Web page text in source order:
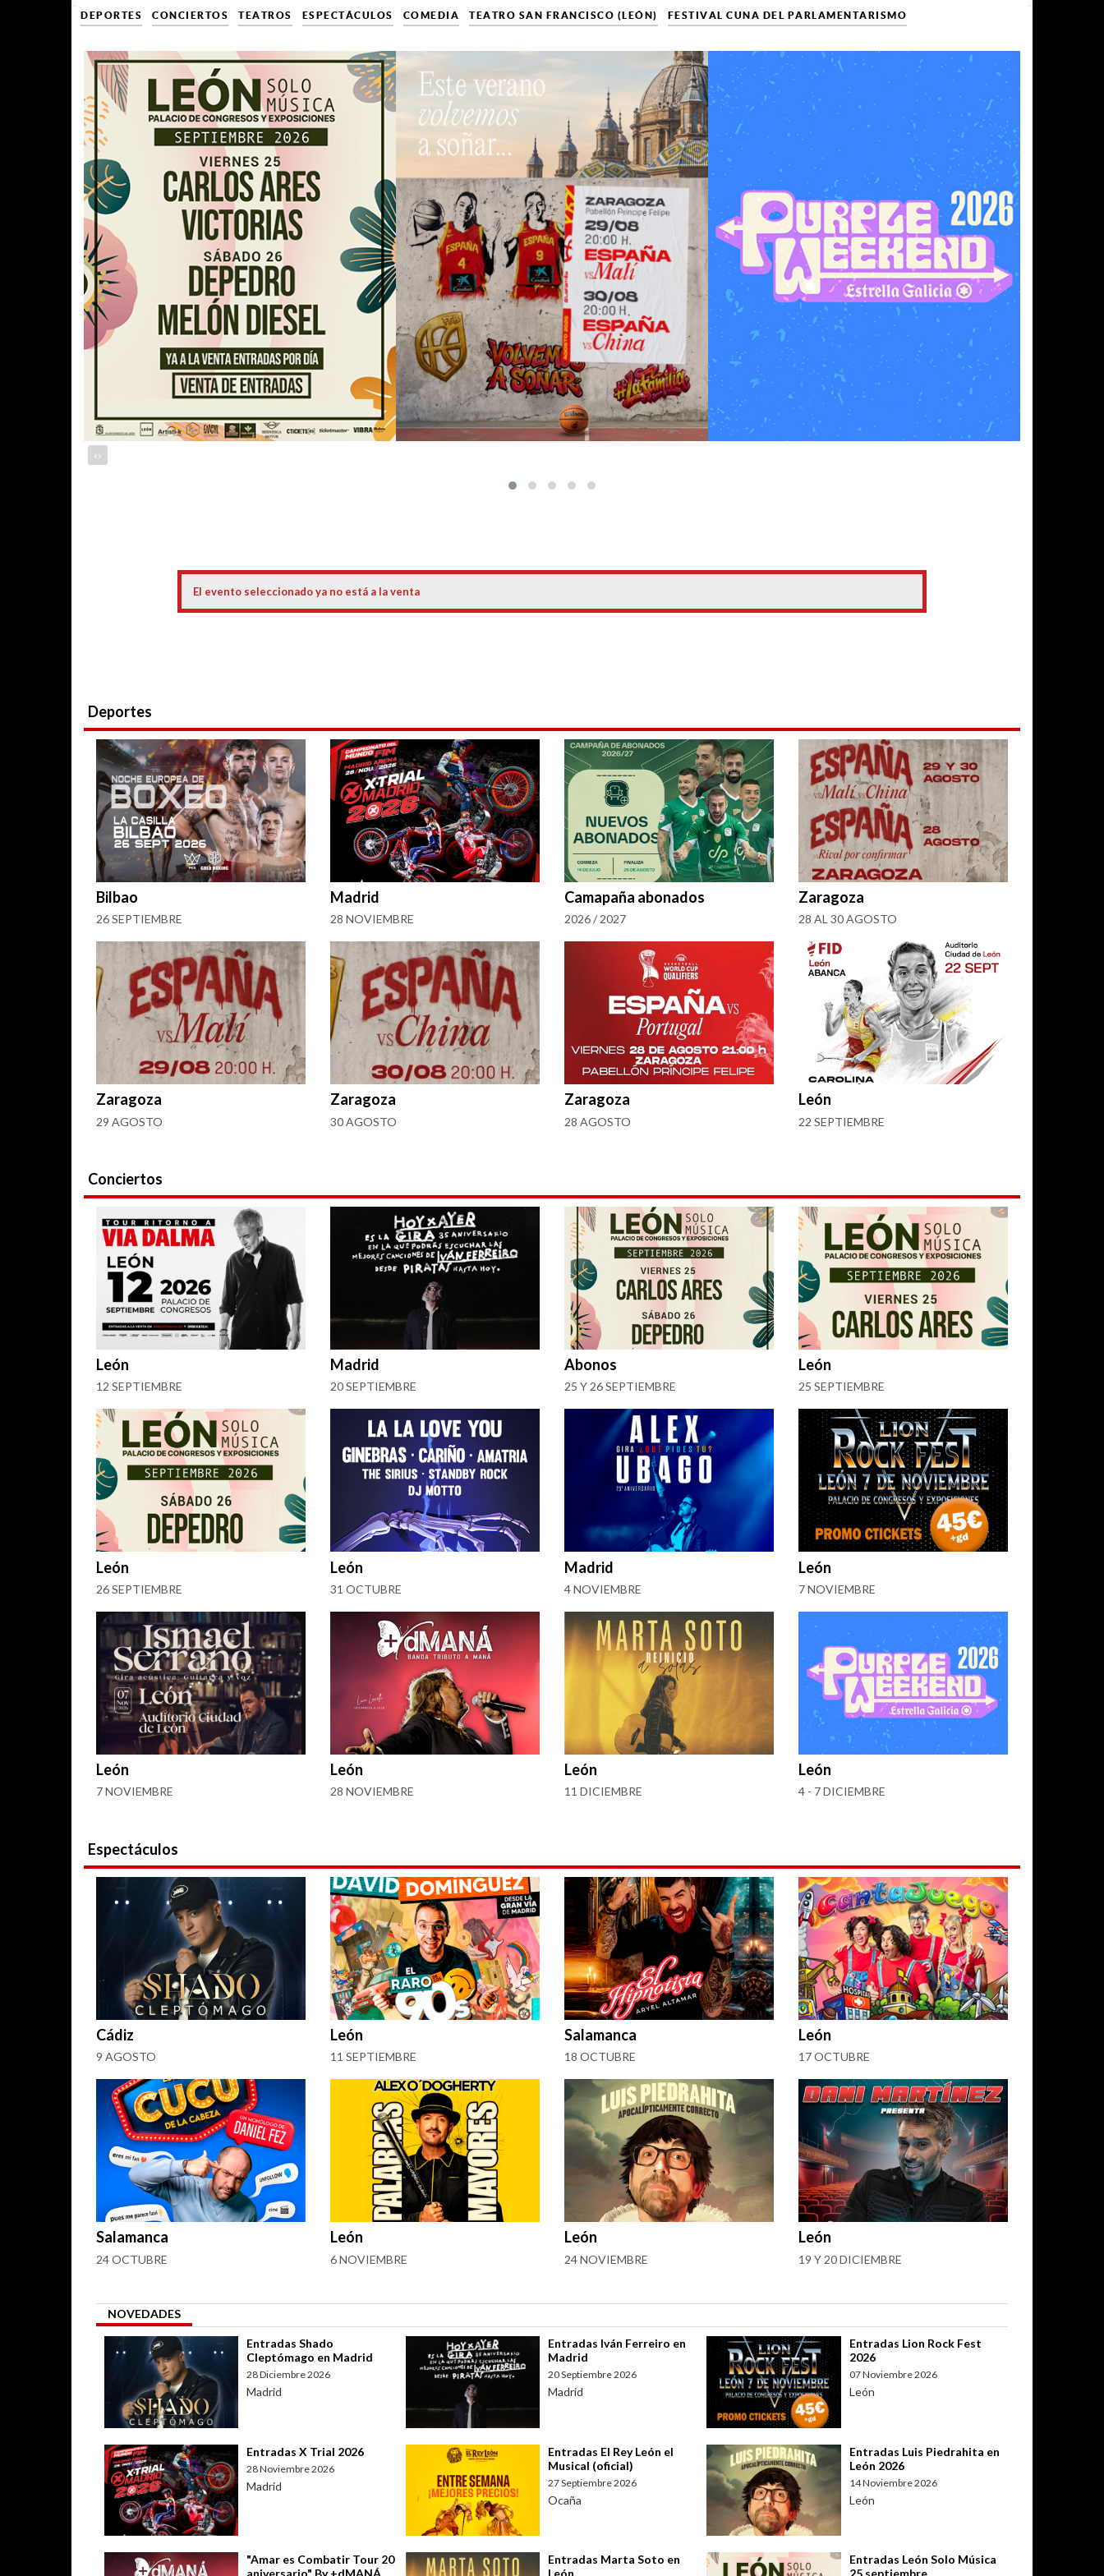
DEPORTES CONCIERTOS TEATROS ESPECTÁCULOS COMEDIA TEATRO SAN FRANCISCO (LEÓN) FESTIVAL CUNA DEL PARLAMENTARISMO
‹›
El evento seleccionado ya no está a la venta
Deportes
Bilbao
26 SEPTIEMBRE
Madrid
28 NOVIEMBRE
Camapaña abonados
2026 / 2027
Zaragoza
28 AL 30 AGOSTO
Zaragoza
29 AGOSTO
Zaragoza
30 AGOSTO
Zaragoza
28 AGOSTO
León
22 SEPTIEMBRE
Conciertos
León
12 SEPTIEMBRE
Madrid
20 SEPTIEMBRE
Abonos
25 Y 26 SEPTIEMBRE
León
25 SEPTIEMBRE
León
26 SEPTIEMBRE
León
31 OCTUBRE
Madrid
4 NOVIEMBRE
León
7 NOVIEMBRE
León
7 NOVIEMBRE
León
28 NOVIEMBRE
León
11 DICIEMBRE
León
4 - 7 DICIEMBRE
Espectáculos
Cádiz
9 AGOSTO
León
11 SEPTIEMBRE
Salamanca
18 OCTUBRE
León
17 OCTUBRE
Salamanca
24 OCTUBRE
León
6 NOVIEMBRE
León
24 NOVIEMBRE
León
19 Y 20 DICIEMBRE
NOVEDADES
Entradas Shado
Cleptómago en Madrid
28 Diciembre 2026
Madrid
Entradas Iván Ferreiro en
Madrid
20 Septiembre 2026
Madrid
Entradas Lion Rock Fest
2026
07 Noviembre 2026
León
Entradas X Trial 2026
28 Noviembre 2026
Madrid
Entradas El Rey León el
Musical (oficial)
27 Septiembre 2026
Ocaña
Entradas Luis Piedrahita en
León 2026
14 Noviembre 2026
León
"Amar es Combatir Tour 20
aniversario" By +dMANÁ
Entradas Marta Soto en
León
Entradas León Solo Música
25 septiembre